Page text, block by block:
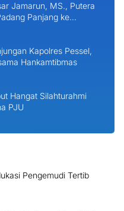
Jamarun, MS., Putera
Panjang ke
Kapolres Pessel,
Hankamtibmas
Hangat Silahturahmi
PJU
Pengemudi Tertib